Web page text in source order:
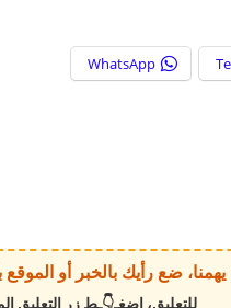
WhatsApp
للتعليق، اضغـ👇ـط زر التعليق